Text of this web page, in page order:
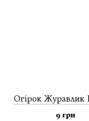
Огiрок Журавлик
9 грн